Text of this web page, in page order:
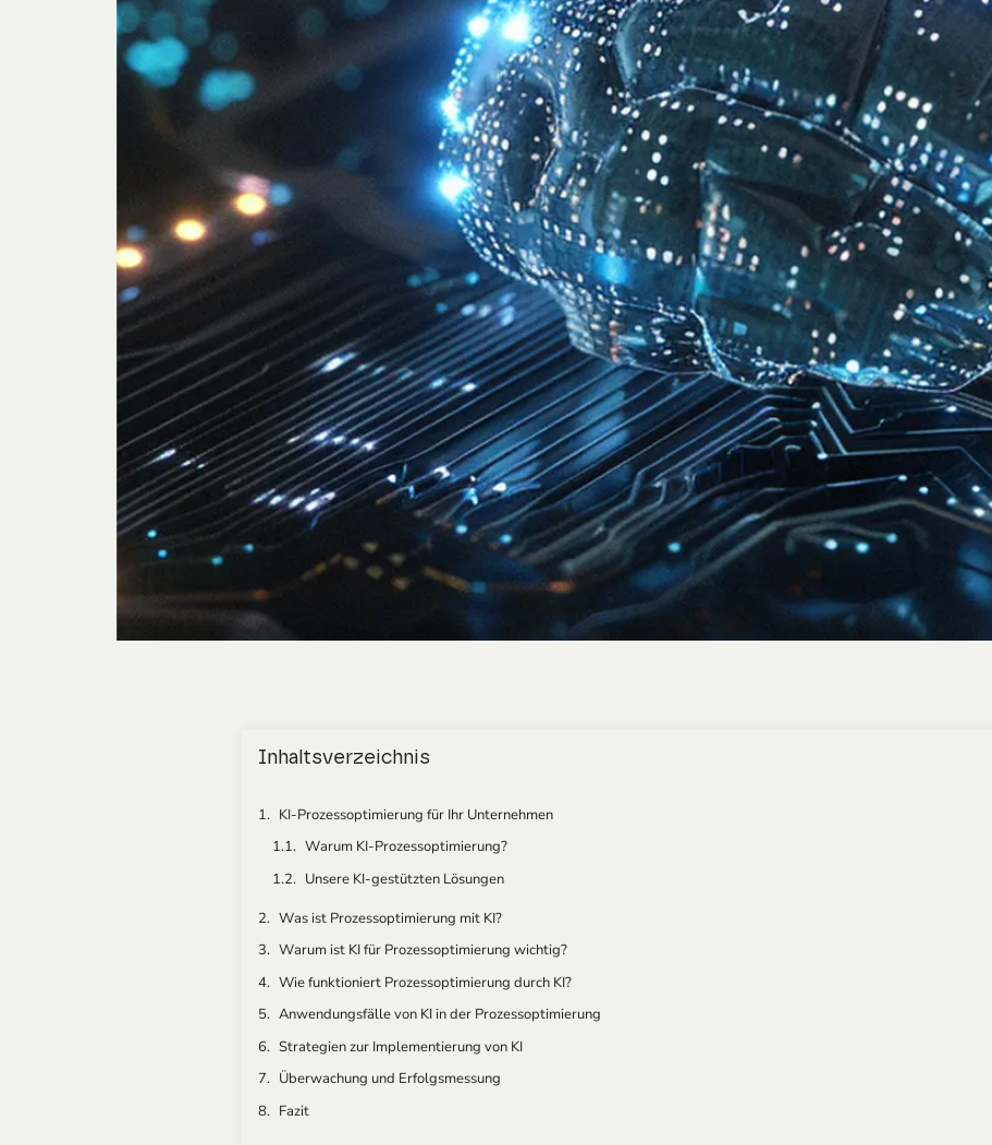
Inhaltsverzeichnis
KI-Prozessoptimierung für Ihr Unternehmen
Warum KI-Prozessoptimierung?
Unsere KI-gestützten Lösungen
Was ist Prozessoptimierung mit KI?
Warum ist KI für Prozessoptimierung wichtig?
Wie funktioniert Prozessoptimierung durch KI?
Anwendungsfälle von KI in der Prozessoptimierung
Strategien zur Implementierung von KI
Überwachung und Erfolgsmessung
Fazit